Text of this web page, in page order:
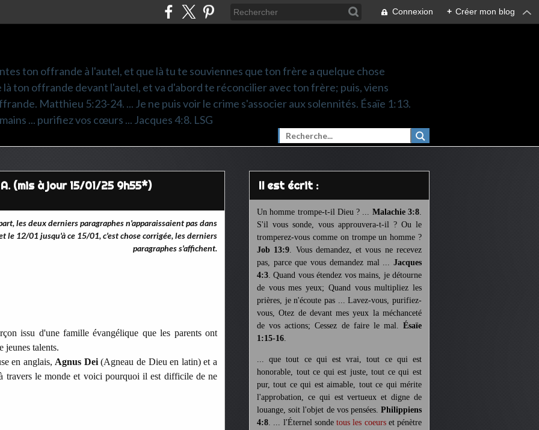
Connexion + Créer mon blog
ton offrande à l'autel, et que là tu te souviennes que ton frère a quelque chose
là ton offrande devant l'autel, et va d'abord te réconcilier avec ton frère; puis, viens
Matthieu 5:23-24. ... Je ne puis voir le crime s'associer aux solennités. Ésaïe 1:13.
... purifiez vos cœurs ... Jacques 4:8. LSG
(mis à jour 15/01/25 9h55*)
les deux derniers paragraphes n'apparaissaient pas dans
le 12/01 jusqu'à ce 15/01, c'est chose corrigée, les derniers
paragraphes s'affichent.
issu d'une famille évangélique que les parents ont
jeunes talents.
en anglais, Agnus Dei(Agneau de Dieu en latin) et a
travers le monde et voici pourquoi il est difficile de ne
Il est écrit :
Un homme trompe-t-il Dieu ? ... Malachie 3:8.
S'il vous sonde, vous approuvera-t-il ? Ou le
tromperez-vous comme on trompe un homme ?
Job 13:9. Vous demandez, et vous ne recevez
pas, parce que vous demandez mal ... Jacques
4:3. Quand vous étendez vos mains, je détourne
de vous mes yeux; Quand vous multipliez les
prières, je n'écoute pas ... Lavez-vous, purifiez-
vous, Otez de devant mes yeux la méchanceté
de vos actions; Cessez de faire le mal. Ésaïe
1:15-16.
... que tout ce qui est vrai, tout ce qui est
honorable, tout ce qui est juste, tout ce qui est
pur, tout ce qui est aimable, tout ce qui mérite
l'approbation, ce qui est vertueux et digne de
louange, soit l'objet de vos pensées. Philippiens
4:8. ... l'Éternel sonde tous les coeurset pénètre